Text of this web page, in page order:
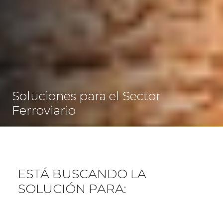
Soluciones para el Sector
Ferroviario
ESTÁ BUSCANDO LA
SOLUCIÓN PARA: